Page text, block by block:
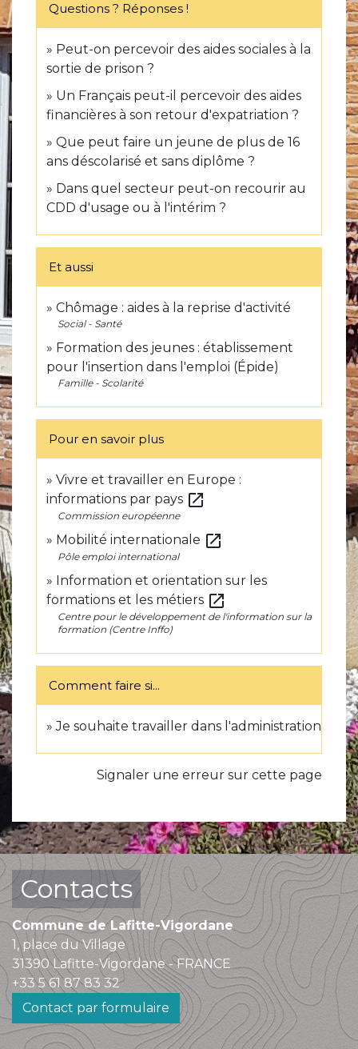
Questions ? Réponses !
Peut-on percevoir des aides sociales à la
sortie de prison ?
Un Français peut-il percevoir des aides
financières à son retour d'expatriation ?
Que peut faire un jeune de plus de 16
ans déscolarisé et sans diplôme ?
Dans quel secteur peut-on recourir au
CDD d'usage ou à l'intérim ?
Et aussi
Chômage : aides à la reprise d'activité
Social - Santé
Formation des jeunes : établissement
pour l'insertion dans l'emploi (Épide)
Famille - Scolarité
Pour en savoir plus
Vivre et travailler en Europe :
informations par pays open_in_new
Commission européenne
Mobilité internationale open_in_new
Pôle emploi international
Information et orientation sur les
formations et les métiers open_in_new
Centre pour le développement de l'information sur la
formation (Centre Inffo)
Comment faire si...
Je souhaite travailler dans l'administration
Signaler une erreur sur cette page
Contacts
Commune de Lafitte-Vigordane
1, place du Village
31390 Lafitte-Vigordane - FRANCE
+33 5 61 87 83 32
Contact par formulaire